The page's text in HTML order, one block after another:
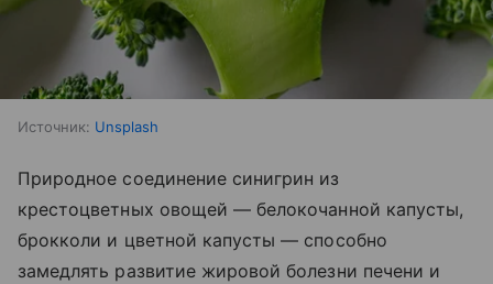
Источник: Unsplash
Природное соединение синигрин из
крестоцветных овощей — белокочанной капусты,
брокколи и цветной капусты — способно
замедлять развитие жировой болезни печени и